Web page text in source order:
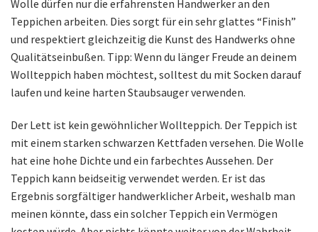
Wolle dürfen nur die erfahrensten Handwerker an den
Teppichen arbeiten. Dies sorgt für ein sehr glattes “Finish”
und respektiert gleichzeitig die Kunst des Handwerks ohne
Qualitätseinbußen. Tipp: Wenn du länger Freude an deinem
Wollteppich haben möchtest, solltest du mit Socken darauf
laufen und keine harten Staubsauger verwenden.
Der Lett ist kein gewöhnlicher Wollteppich. Der Teppich ist
mit einem starken schwarzen Kettfaden versehen. Die Wolle
hat eine hohe Dichte und ein farbechtes Aussehen. Der
Teppich kann beidseitig verwendet werden. Er ist das
Ergebnis sorgfältiger handwerklicher Arbeit, weshalb man
meinen könnte, dass ein solcher Teppich ein Vermögen